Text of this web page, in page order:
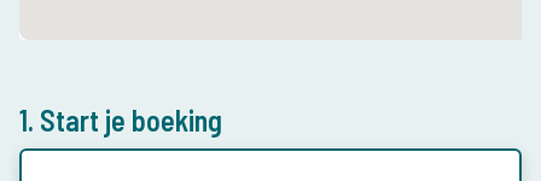
1. Start je boeking